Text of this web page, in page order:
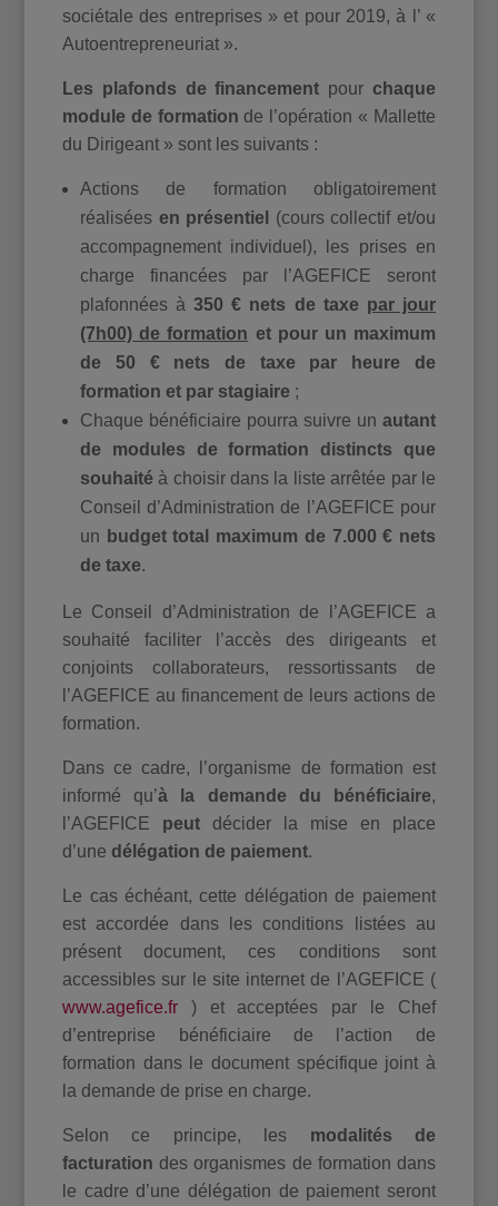
sociétale des entreprises » et pour 2019, à l’ «
Autoentrepreneuriat ».
Les plafonds de financement pour chaque
module de formation de l’opération « Mallette
du Dirigeant » sont les suivants :
Actions de formation obligatoirement
réalisées en présentiel
(cours collectif et/ou
accompagnement individuel), les prises en
charge financées par l’AGEFICE seront
plafonnées à350 € nets de taxe par jour
(7h00) de formation et pour un maximum
de 50 € nets de taxe par heure de
formation et par stagiaire ;
Chaque bénéficiaire pourra suivre un autant
de modules de formation distincts que
souhaité à choisir dans la liste arrêtée par le
Conseil d’Administration de l’AGEFICE pour
un budget total
maximum de 7.000 € nets
de taxe.
Le Conseil d’Administration de l’AGEFICE a
souhaité faciliter l’accès des dirigeants et
conjoints collaborateurs, ressortissants de
l’AGEFICE au financement de leurs actions de
formation.
Dans ce cadre, l’organisme de formation est
informé qu’à la demande du bénéficiaire,
l’AGEFICE peut décider la mise en place
d’unedélégation de paiement.
Le cas échéant, cette délégation de paiement
est accordée dans les conditions listées au
présent document, ces conditions sont
accessibles sur le site internet de l’AGEFICE (
www.agefice.fr ) et acceptées par le Chef
d’entreprise bénéficiaire de l’action de
formation dans le document spécifique joint à
la demande de prise en charge.
Selon ce principe, les modalités de
facturation des organismes de formation dans
le cadre d’une délégation de paiement seront